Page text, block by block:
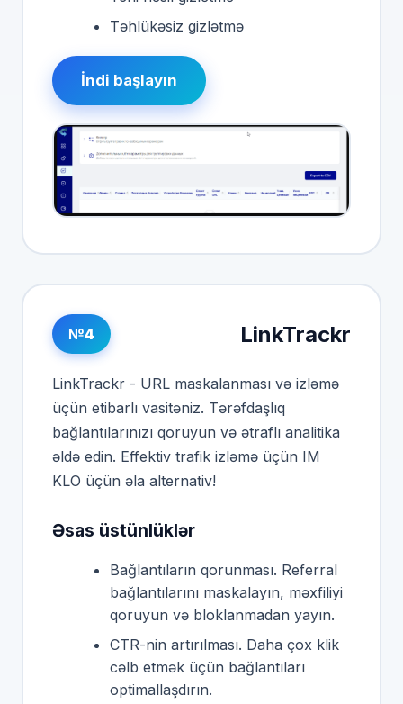
Təhlükəsiz gizlətmə
İndi başlayın
№4 LinkTrackr
LinkTrackr - URL maskalanması və izləmə
üçün etibarlı vasitəniz. Tərəfdaşlıq
bağlantılarınızı qoruyun və ətraflı analitika
əldə edin. Effektiv trafik izləmə üçün IM
KLO üçün əla alternativ!
Əsas üstünlüklər
Bağlantıların qorunması. Referral
bağlantılarını maskalayın, məxfiliyi
qoruyun və bloklanmadan yayın.
CTR-nin artırılması. Daha çox klik
cəlb etmək üçün bağlantıları
optimallaşdırın.